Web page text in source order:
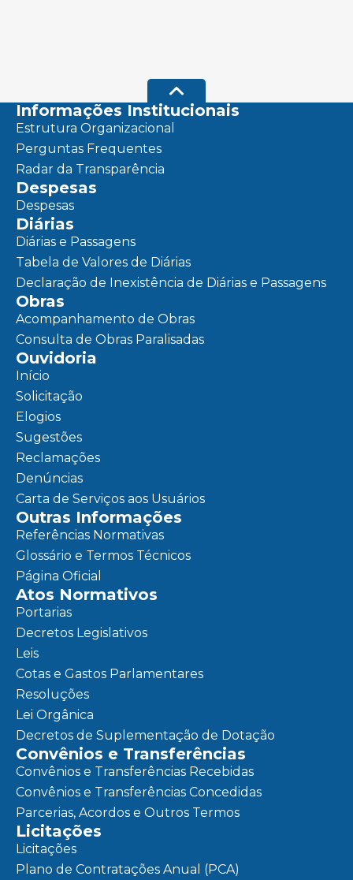
Informações Institucionais
Estrutura Organizacional
Perguntas Frequentes
Radar da Transparência
Despesas
Despesas
Diárias
Diárias e Passagens
Tabela de Valores de Diárias
Declaração de Inexistência de Diárias e Passagens
Obras
Acompanhamento de Obras
Consulta de Obras Paralisadas
Ouvidoria
Início
Solicitação
Elogios
Sugestões
Reclamações
Denúncias
Carta de Serviços aos Usuários
Outras Informações
Referências Normativas
Glossário e Termos Técnicos
Página Oficial
Atos Normativos
Portarias
Decretos Legislativos
Leis
Cotas e Gastos Parlamentares
Resoluções
Lei Orgânica
Decretos de Suplementação de Dotação
Convênios e Transferências
Convênios e Transferências Recebidas
Convênios e Transferências Concedidas
Parcerias, Acordos e Outros Termos
Licitações
Licitações
Plano de Contratações Anual (PCA)